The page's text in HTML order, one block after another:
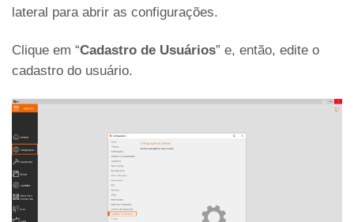
lateral para abrir as configurações.
Clique em “Cadastro de Usuários” e, então, edite o
cadastro do usuário.